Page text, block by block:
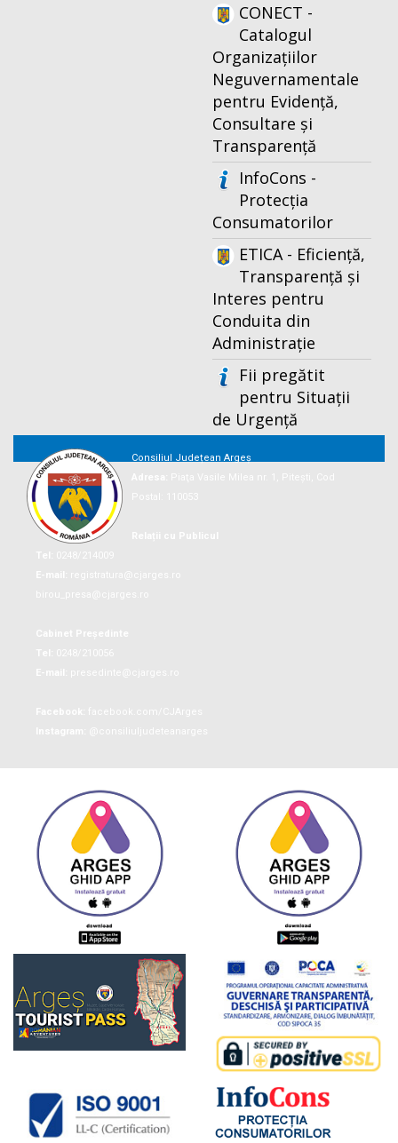
CONECT -
Catalogul
Organizațiilor
Neguvernamentale
pentru Evidență,
Consultare și
Transparență
InfoCons -
Protecția
Consumatorilor
ETICA - Eficiență,
Transparență și
Interes pentru
Conduita din
Administrație
Fii pregătit
pentru Situații
de Urgență
Consiliul Județean Argeș